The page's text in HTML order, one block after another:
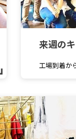
来週の
工場到着か